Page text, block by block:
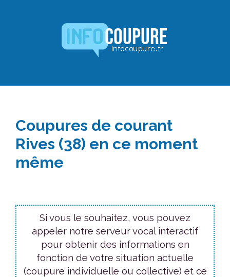
Coupures de courant
Rives (38) en ce moment
même
Si vous le souhaitez, vous pouvez
appeler notre serveur vocal interactif
pour obtenir des informations en
fonction de votre situation actuelle
(coupure individuelle ou collective) et ce